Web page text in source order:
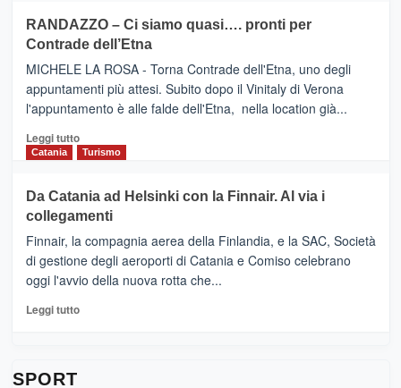
IL
NUOVO
SUMMER
CLUB
VIAGRANDE
(Ct)
–
Benanti
presenta
“Vino
&
Cultura
tappe
dell’enoturismo
RANDAZZO – Ci siamo quasi…. pronti per
Contrade dell’Etna
MICHELE LA ROSA - Torna Contrade dell'Etna, uno degli
appuntamenti più attesi. Subito dopo il Vinitaly di Verona
l'appuntamento è alle falde dell'Etna, nella location già...
Leggi tuttoLeggi
di
RANDAZZO
–
Ci
siamo
quasi….
pronti
per
Catania Turismo
Da Catania ad Helsinki con la Finnair. Al via i
collegamenti
Finnair, la compagnia aerea della Finlandia, e la SAC, Società
di gestione degli aeroporti di Catania e Comiso celebrano
oggi l'avvio della nuova rotta che...
Leggi tuttoLeggi
SPORT